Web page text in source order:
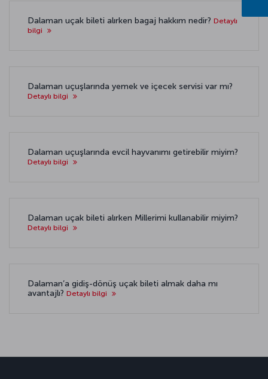
Dalaman uçak bileti alırken bagaj hakkım nedir? Detaylı
bilgi
Dalaman uçuşlarında yemek ve içecek servisi var mı?
Detaylı bilgi
Dalaman uçuşlarında evcil hayvanımı getirebilir miyim?
Detaylı bilgi
Dalaman uçak bileti alırken Millerimi kullanabilir miyim?
Detaylı bilgi
Dalaman’a gidiş-dönüş uçak bileti almak daha mı
avantajlı? Detaylı bilgi